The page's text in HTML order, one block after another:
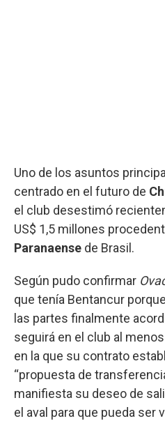
Uno de los asuntos
centrado en el futuro de
el club desestimó
US$ 1,5 millones
Paranaense de Brasil.
Según pudo confirmar
que tenía Bentancur
las partes finalmente
seguirá en el club al
en la que su contrato
“propuesta de
manifiesta su deseo de
el aval para que pueda ser